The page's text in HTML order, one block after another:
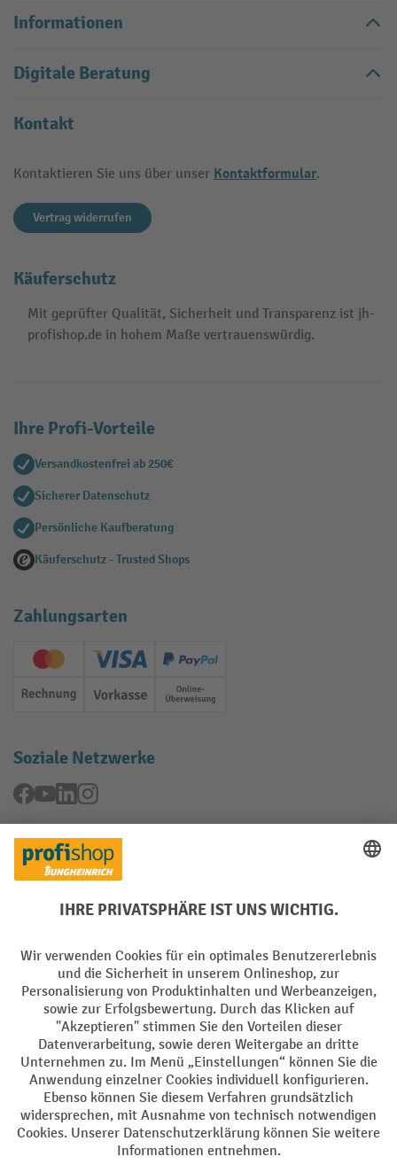
Informationen
Digitale Beratung
Kontakt
Kontaktieren Sie uns über unser Kontaktformular.
Vertrag widerrufen
Käuferschutz
Mit geprüfter Qualität, Sicherheit und Transparenz ist jh-
profishop.de in hohem Maße vertrauenswürdig.
Ihre Profi-Vorteile
Versandkostenfrei ab 250€
Sicherer Datenschutz
Persönliche Kaufberatung
Käuferschutz - Trusted Shops
Zahlungsarten
Creditcard (Master)Creditcard (Visa)
PayPal
Rechnung Vorkasse Online-Überweisung
Soziale Netzwerke
Facebook
YouTubeLinkedInInstagram
Rücknahme-Services
Elektrogeräte Rückname
Batterie Rückname
AGB Impressum Datenschutz
Barrierefreiheit Grounding Page Privacy Settings
Alle Preise exkl. gesetzl. Mehrwertsteuer zzgl.Versandkosten und ggf.
Nachnahmegebühren, wenn nicht anders angegeben.